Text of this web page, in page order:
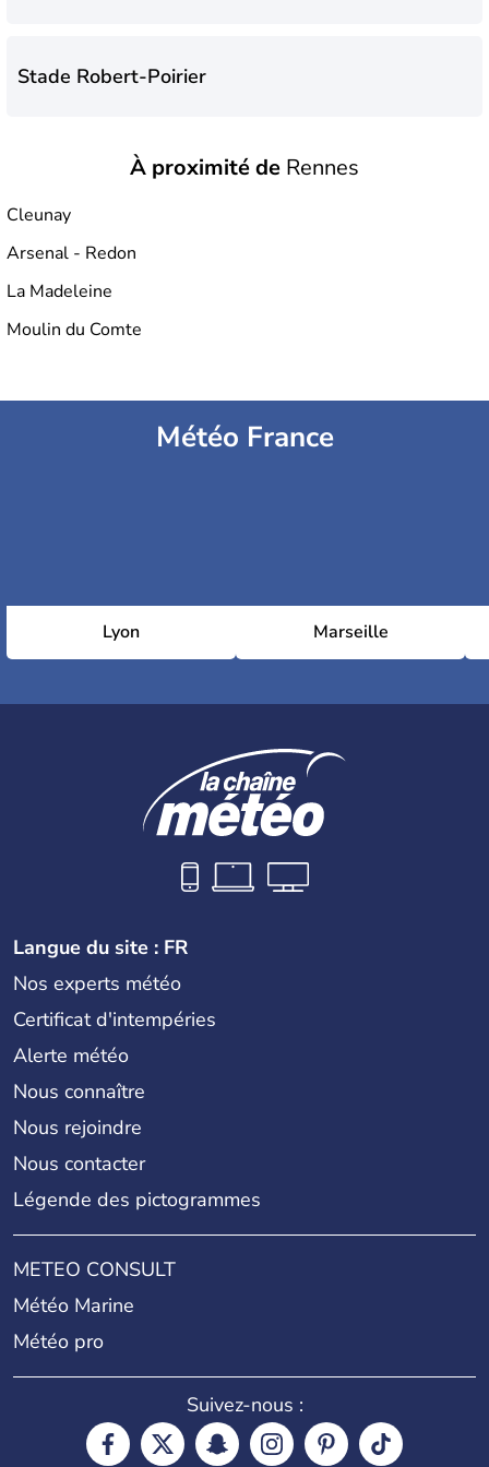
Stade Robert-Poirier
Stade Roger-Salengro
À proximité de Rennes
Cleunay
Arsenal - Redon
La Madeleine
Moulin du Comte
Météo France
Lyon Marseille
Langue du site : FR
Nos experts météo
Certificat d'intempéries
Alerte météo
Nous connaître
Nous rejoindre
Nous contacter
Légende des pictogrammes
METEO CONSULT
Météo Marine
Météo pro
Suivez-nous :